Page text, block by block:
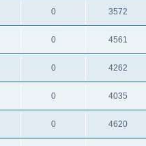
0 3572
0 4561
0 4262
0 4035
0 4620